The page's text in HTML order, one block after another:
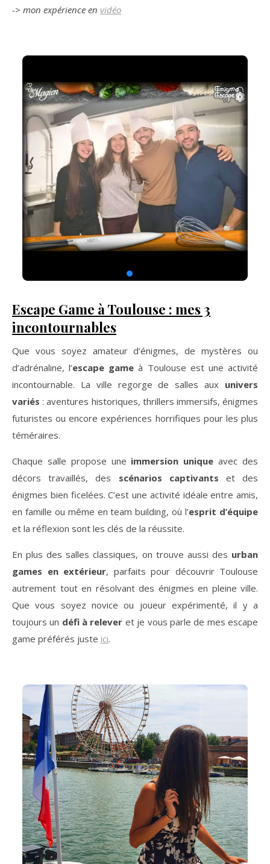
-> mon expérience en vidéo
Escape Game à Toulouse : mes 3
incontournables
Que vous soyez amateur d’énigmes, de mystères ou
d’adrénaline, l’escape gameà Toulouse est une activité
incontournable. La ville regorge de salles aux univers
variés : aventures historiques, thrillers immersifs, énigmes
futuristes ou encore expériences horrifiques pour les plus
téméraires.
Chaque salle propose une immersion unique avec des
décors travaillés, des scénarios captivants et des
énigmes bien ficelées. C’est une activité idéale entre amis,
en famille ou même en team building, où l’esprit d’équipe
et la réflexion sont les clés de la réussite.
En plus des salles classiques, on trouve aussi des urban
games en extérieur, parfaits pour découvrir Toulouse
autrement tout en résolvant des énigmes en pleine ville.
Que vous soyez novice ou joueur expérimenté, il y a
toujours un défi à relever et je vous parle de mes escape
game préférés juste ici.